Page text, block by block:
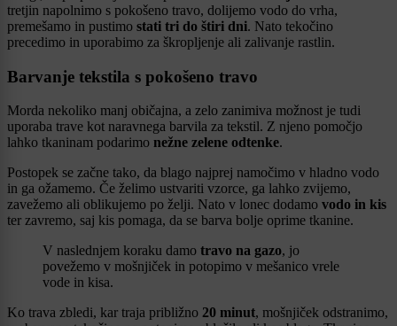
tretjin napolnimo s pokošeno travo, dolijemo vodo do vrha,
premešamo in pustimo stati tri do štiri dni. Nato tekočino
precedimo in uporabimo za škropljenje ali zalivanje rastlin.
Barvanje tekstila s pokošeno travo
Morda nekoliko manj običajna, a zelo zanimiva možnost je tudi
uporaba trave kot naravnega barvila za tekstil. Z njeno pomočjo
lahko tkaninam podarimo nežne zelene odtenke.
Postopek se začne tako, da blago najprej namočimo v hladno vodo
in ga ožamemo. Če želimo ustvariti vzorce, ga lahko zvijemo,
zavežemo ali oblikujemo po želji. Nato v lonec dodamo vodo in kis
ter zavremo, saj kis pomaga, da se barva bolje oprime tkanine.
V naslednjem koraku damo travo na gazo, jo
povežemo v mošnjiček in potopimo v mešanico vrele
vode in kisa.
Ko trava zbledi, kar traja približno 20 minut, mošnjiček odstranimo,